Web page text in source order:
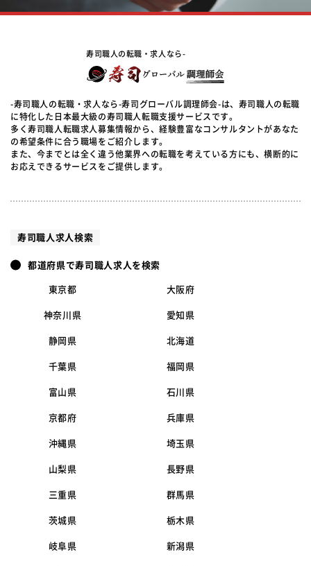
寿司職人の転職・求人なら-
-寿司職人の転職・求人なら-寿司グローバル調理師会-は、寿司職人の転職
に特化した日本最大級の寿司職人転職支援サービスです。
多く寿司職人転職求人募集情報から、経験豊富なコンサルタントがあなた
の希望条件に合う職場をご紹介します。
また、今までとは全く違う他業界への転職を考えている方にも、横断的に
お応えできるサービスをご提供します。
寿司職人求人検索
都道府県で寿司職人求人を検索
東京都 大阪府
神奈川県 愛知県
静岡県 北海道
千葉県 福岡県
富山県 石川県
京都府 兵庫県
沖縄県 埼玉県
山梨県 長野県
三重県 群馬県
茨城県 栃木県
岐阜県 新潟県